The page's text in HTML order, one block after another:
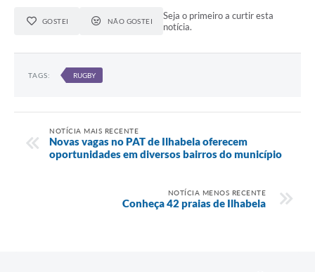
GOSTEI NÃO GOSTEI
Seja o primeiro a curtir esta
notícia.
TAGS: RUGBY
NOTÍCIA MAIS RECENTE
Novas vagas no PAT de Ilhabela oferecem
oportunidades em diversos bairros do município
NOTÍCIA MENOS RECENTE
Conheça 42 praias de Ilhabela